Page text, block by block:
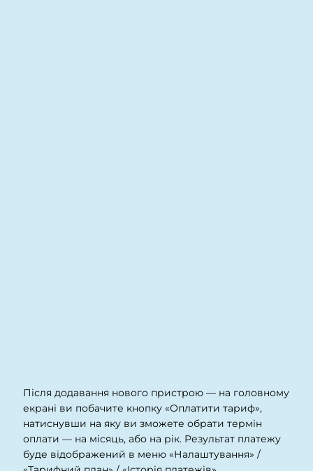
Після додавання нового пристрою — на головному
екрані ви побачите кнопку «Оплатити тариф»,
натиснувши на яку ви зможете обрати термін
оплати — на місяць, або на рік. Результат платежу
буде відображений в меню «Налаштування» /